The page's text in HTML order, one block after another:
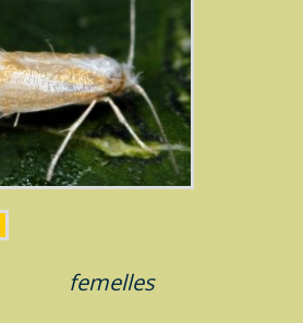
femelles